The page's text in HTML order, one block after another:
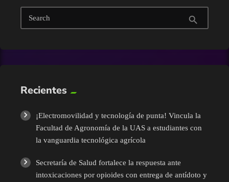
Turismo
Search search
Recientes
¡Electromovilidad y tecnología de punta! Vincula la
Facultad de Agronomía de la UAS a estudiantes con
la vanguardia tecnológica agrícola
Secretaría de Salud fortalece la respuesta ante
intoxicaciones por opioides con entrega de antídoto y